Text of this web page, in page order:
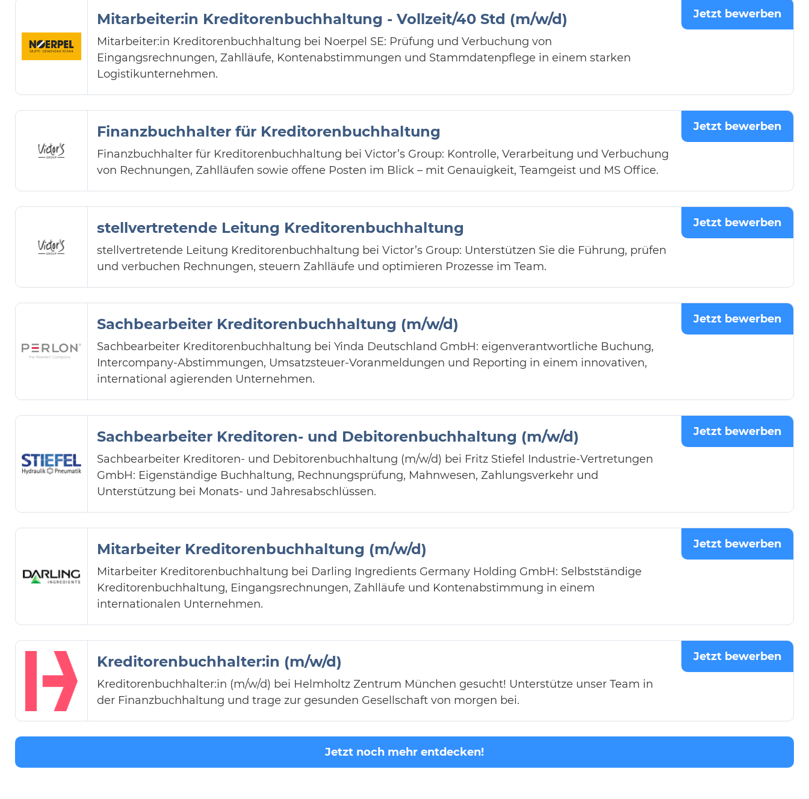
Mitarbeiter:in Kreditorenbuchhaltung - Vollzeit/40 Std (m/w/d)
Mitarbeiter:in Kreditorenbuchhaltung bei Noerpel SE: Prüfung und Verbuchung von
Eingangsrechnungen, Zahlläufe, Kontenabstimmungen und Stammdatenpflege in einem starken
Logistikunternehmen.
Jetzt bewerben
Finanzbuchhalter für Kreditorenbuchhaltung
Finanzbuchhalter für Kreditorenbuchhaltung bei Victor’s Group: Kontrolle, Verarbeitung und Verbuchung
von Rechnungen, Zahlläufen sowie offene Posten im Blick – mit Genauigkeit, Teamgeist und MS Office.
Jetzt bewerben
stellvertretende Leitung Kreditorenbuchhaltung
stellvertretende Leitung Kreditorenbuchhaltung bei Victor’s Group: Unterstützen Sie die Führung, prüfen
und verbuchen Rechnungen, steuern Zahlläufe und optimieren Prozesse im Team.
Jetzt bewerben
Sachbearbeiter Kreditorenbuchhaltung (m/w/d)
Sachbearbeiter Kreditorenbuchhaltung bei Yinda Deutschland GmbH: eigenverantwortliche Buchung,
Intercompany-Abstimmungen, Umsatzsteuer-Voranmeldungen und Reporting in einem innovativen,
international agierenden Unternehmen.
Jetzt bewerben
Sachbearbeiter Kreditoren- und Debitorenbuchhaltung (m/w/d)
Sachbearbeiter Kreditoren- und Debitorenbuchhaltung (m/w/d) bei Fritz Stiefel Industrie-Vertretungen
GmbH: Eigenständige Buchhaltung, Rechnungsprüfung, Mahnwesen, Zahlungsverkehr und
Unterstützung bei Monats- und Jahresabschlüssen.
Jetzt bewerben
Mitarbeiter Kreditorenbuchhaltung (m/w/d)
Mitarbeiter Kreditorenbuchhaltung bei Darling Ingredients Germany Holding GmbH: Selbstständige
Kreditorenbuchhaltung, Eingangsrechnungen, Zahlläufe und Kontenabstimmung in einem
internationalen Unternehmen.
Jetzt bewerben
Kreditorenbuchhalter:in (m/w/d)
Kreditorenbuchhalter:in (m/w/d) bei Helmholtz Zentrum München gesucht! Unterstütze unser Team in
der Finanzbuchhaltung und trage zur gesunden Gesellschaft von morgen bei.
Jetzt bewerben
Jetzt noch mehr entdecken!